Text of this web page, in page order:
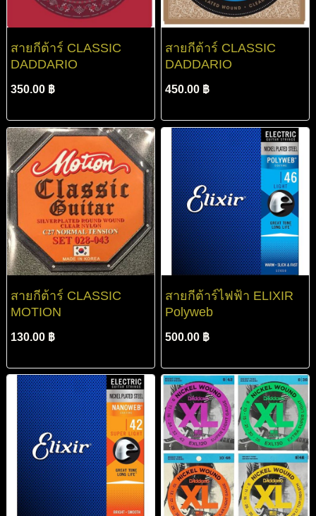
สายกีต้าร์ CLASSIC
DADDARIO
350.00 ฿
สายกีต้าร์ CLASSIC
DADDARIO
450.00 ฿
สายกีต้าร์ CLASSIC
MOTION
130.00 ฿
สายกีต้าร์ไฟฟ้า ELIXIR
Polyweb
500.00 ฿